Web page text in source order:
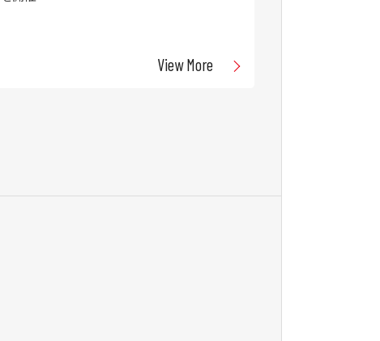
View More